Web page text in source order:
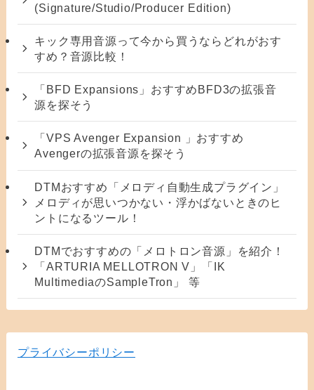
(Signature/Studio/Producer Edition)
キック専用音源って今から買うならどれがおす
すめ？音源比較！
「BFD Expansions」おすすめBFD3の拡張音
源を探そう
「VPS Avenger Expansion 」おすすめ
Avengerの拡張音源を探そう
DTMおすすめ「メロディ自動生成プラグイン」
メロディが思いつかない・浮かばないときのヒ
ントになるツール！
DTMでおすすめの「メロトロン音源」を紹介！
「ARTURIA MELLOTRON V」「IK
MultimediaのSampleTron」 等
プライバシーポリシー